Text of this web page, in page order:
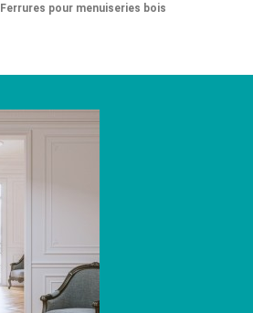
Ferrures pour menuiseries bois